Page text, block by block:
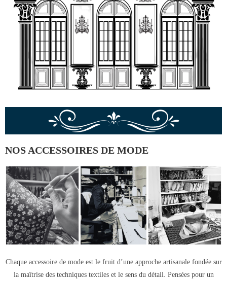
NOS ACCESSOIRES DE MODE
Chaque accessoire de mode est le fruit d’une approche artisanale fondée sur
la maîtrise des techniques textiles et le sens du détail. Pensées pour un